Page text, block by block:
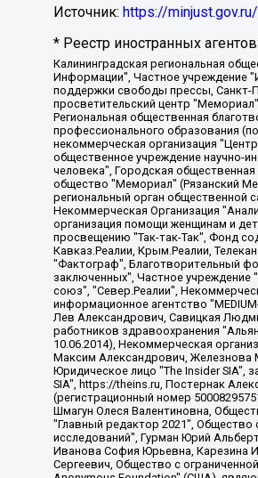
Источник: https://
* Реестр иностранных агентов:
Калининградская региональная общественная организация "Экозащита!-Женсовет", Фонд содействия защите прав и свобод граждан "Общественный вердикт", Фонд "Институт Развития Свободы Информации", Частное учреждение "Информационное агентство МЕМО. РУ", Региональная общественная организация "Общественная комиссия по сохранению наследия академика Сахарова", Фонд поддержки свободы прессы, Санкт-Петербургская общественная правозащитная организация "Гражданский контроль", Межрегиональная общественная организация "Информационно-просветительский центр "Мемориал", Региональный Фонд "Центр Защиты Прав Средств Массовой Информации", с 05.12.2023 Фонд "Центр Защиты Прав Средств массовой информации", Региональная общественная благотворительная организация помощи беженцам и мигрантам "Гражданское содействие", Негосударственное образовательное учреждение дополнительного профессионального образования (повышение квалификации) специалистов "АКАДЕМИЯ ПО ПРАВАМ ЧЕЛОВЕКА", Свердловская региональная общественная организация "Сутяжник", Автономная некоммерческая организация "Центр независимых социологических исследований", Союз общественных объединений "Российский исследовательский центр по правам человека", Региональное общественное учреждение научно-информационный центр "МЕМОРИАЛ", Некоммерческая организация "Фонд защиты гласности", Автономная некоммерческая организация "Институт прав человека", Городская общественная организация "Екатеринбургское общество "МЕМОРИАЛ", Городская общественная организация "Рязанское историко-просветительское и правозащитное общество "Мемориал" (Рязанский Мемориал), Челябинский региональный орган общественной самодеятельности – женское общественное объединение "Женщины Евразии", Челябинский региональный орган общественной самодеятельности "Уральская правозащитная группа", Фонд содействия